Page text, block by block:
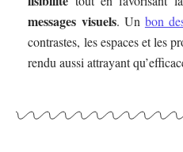
messages visuels. Un bon
contrastes, les espaces et les
rendu aussi attrayant